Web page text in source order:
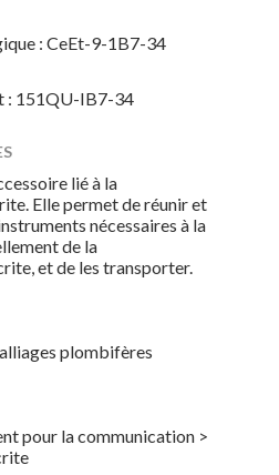
: CeEt-9-1B7-34
: 151QU-IB7-34
lié à la
Elle permet de réunir et
nécessaires à la
de la
et de les transporter.
plombifères
pour la communication >